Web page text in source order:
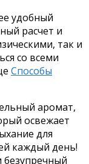
удобный
расчет и
так и
со всеми
Способы
аромат,
освежает
для
каждый день!
безупречный